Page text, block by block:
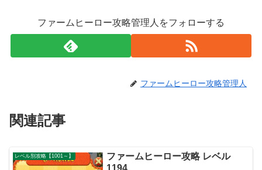
ファームヒーロー攻略管理人をフォローする
ファームヒーロー攻略管理人
関連記事
レベル別攻略【1001～】
ファームヒーロー攻略 レベル
1194